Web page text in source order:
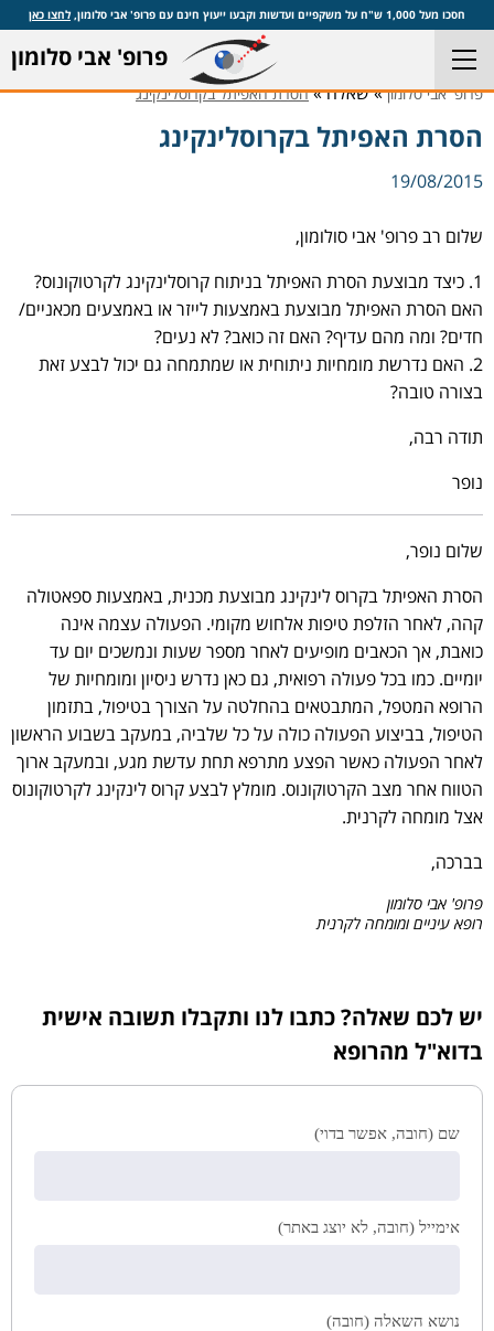
חסכו מעל 1,000 ש"ח על משקפיים ועדשות וקבעו ייעוץ חינם עם פרופ' אבי סלומון, לחצו כאן
פרופ' אבי סלומון
פרופ' אבי סלומון» שאלה »הסרת האפיתל בקרוסלינקינג
הסרת האפיתל בקרוסלינקינג
19/08/2015
שלום רב פרופ' אבי סולומון,
1. כיצד מבוצעת הסרת האפיתל בניתוח קרוסלינקינג לקרטוקונוס?
האם הסרת האפיתל מבוצעת באמצעות לייזר או באמצעים מכאניים/
חדים? ומה מהם עדיף? האם זה כואב? לא נעים?
2. האם נדרשת מומחיות ניתוחית או שמתמחה גם יכול לבצע זאת
בצורה טובה?
תודה רבה,
נופר
שלום נופר,
הסרת האפיתל בקרוס לינקינג מבוצעת מכנית, באמצעות ספאטולה
קהה, לאחר הזלפת טיפות אלחוש מקומי. הפעולה עצמה אינה
כואבת, אך הכאבים מופיעים לאחר מספר שעות ונמשכים יום עד
יומיים. כמו בכל פעולה רפואית, גם כאן נדרש ניסיון ומומחיות של
הרופא המטפל, המתבטאים בהחלטה על הצורך בטיפול, בתזמון
הטיפול, בביצוע הפעולה כולה על כל שלביה, במעקב בשבוע הראשון
לאחר הפעולה כאשר הפצע מתרפא תחת עדשת מגע, ובמעקב ארוך
הטווח אחר מצב הקרטוקונוס. מומלץ לבצע קרוס לינקינג לקרטוקונוס
אצל מומחה לקרנית.
בברכה,
פרופ' אבי סלומון
רופא עיניים ומומחה לקרנית
יש לכם שאלה? כתבו לנו ותקבלו תשובה אישית
בדוא"ל מהרופא
שם (חובה, אפשר בדוי)
אימייל (חובה, לא יוצג באתר)
נושא השאלה (חובה)